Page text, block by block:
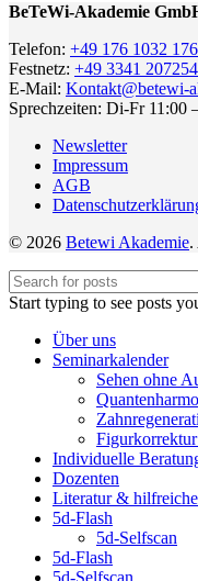
BeTeWi-Akademie
Telefon: +49 176 1032
Festnetz: +49 3341
E-Mail: Kontakt@betewi-
Sprechzeiten: Di-Fr 11:00
Newsletter
Impressum
AGB
© 2026 Betewi Akademie.
Start typing to see posts
Über uns
Seminarkalender
Sehen ohne
Individuelle
Dozenten
Literatur &
5d-Flash
5d-Selfscan
5d-Flash
5d-Selfscan